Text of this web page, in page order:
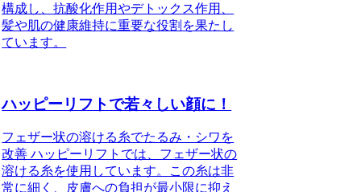
構成し、抗酸化作用やデトックス作用、
髪や肌の健康維持に重要な役割を果たし
ています。
ハッピーリフトで若々しい顔に！
フェザー状の溶ける糸でたるみ・シワを
改善 ハッピーリフトでは、フェザー状の
溶ける糸を使用しています。この糸は非
常に細く、皮膚への負担が最小限に抑え